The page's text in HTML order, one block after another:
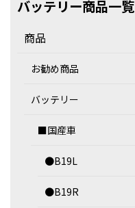
バッテリー商品一覧
商品
お勧め商品
バッテリー
■国産車
●B19L
●B19R